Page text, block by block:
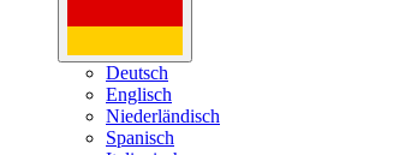
Deutsch
Englisch
Niederländisch
Spanisch